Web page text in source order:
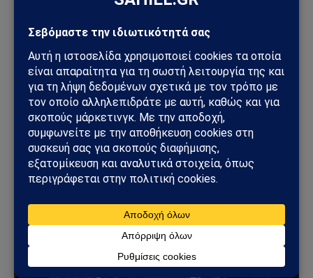
και ανάλυσης με έμφαση στη γεωπολιτική, τη διεθνή
που επηρεάζουν την Ελλάδα και τον ευρύτερο ελληνισμό.
ΔΕΙΤΕ ΕΠΙΣΗΣ →